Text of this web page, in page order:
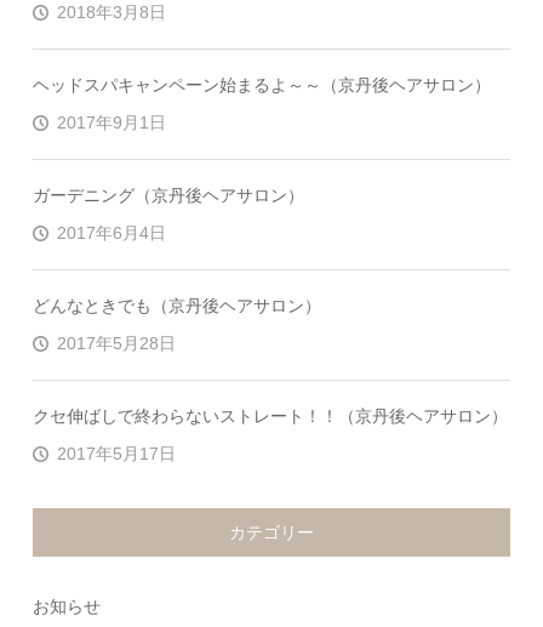
2018年3月8日
ヘッドスパキャンペーン始まるよ～～（京丹後ヘアサロン）
2017年9月1日
ガーデニング（京丹後ヘアサロン）
2017年6月4日
どんなときでも（京丹後ヘアサロン）
2017年5月28日
クセ伸ばしで終わらないストレート！！（京丹後ヘアサロン）
2017年5月17日
カテゴリー
お知らせ